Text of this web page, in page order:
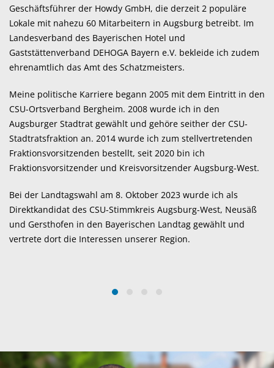
Geschäftsführer der Howdy GmbH, die derzeit 2 populäre
Lokale mit nahezu 60 Mitarbeitern in Augsburg betreibt. Im
Landesverband des Bayerischen Hotel und
Gaststättenverband DEHOGA Bayern e.V. bekleide ich zudem
ehrenamtlich das Amt des Schatzmeisters.
Meine politische Karriere begann 2005 mit dem Eintritt in den
CSU-Ortsverband Bergheim. 2008 wurde ich in den
Augsburger Stadtrat gewählt und gehöre seither der CSU-
Stadtratsfraktion an. 2014 wurde ich zum stellvertretenden
Fraktionsvorsitzenden bestellt, seit 2020 bin ich
Fraktionsvorsitzender und Kreisvorsitzender Augsburg-West.
Bei der Landtagswahl am 8. Oktober 2023 wurde ich als
Direktkandidat des CSU-Stimmkreis Augsburg-West, Neusäß
und Gersthofen in den Bayerischen Landtag gewählt und
vertrete dort die Interessen unserer Region.